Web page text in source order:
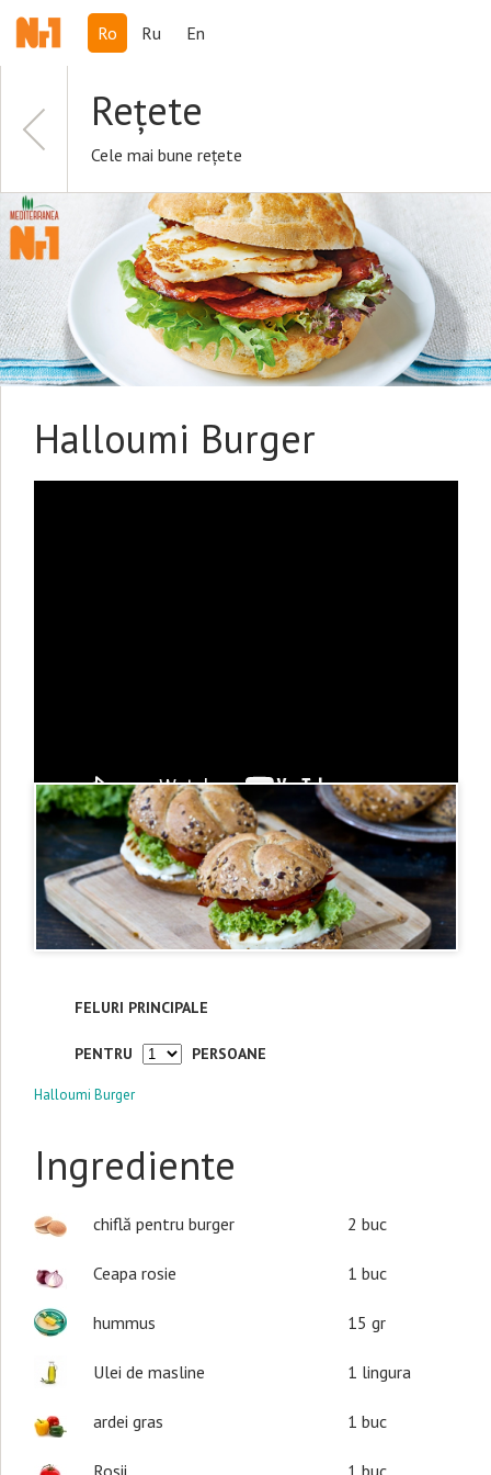
Ro Ru En
Rețete
Cele mai bune rețete
Halloumi Burger
FELURI PRINCIPALE
PENTRU PERSOANE
Halloumi Burger
Ingrediente
chiflă pentru burger 2 buc
Ceapa rosie 1 buc
hummus 15 gr
Ulei de masline 1 lingura
ardei gras 1 buc
Rosii 1 buc